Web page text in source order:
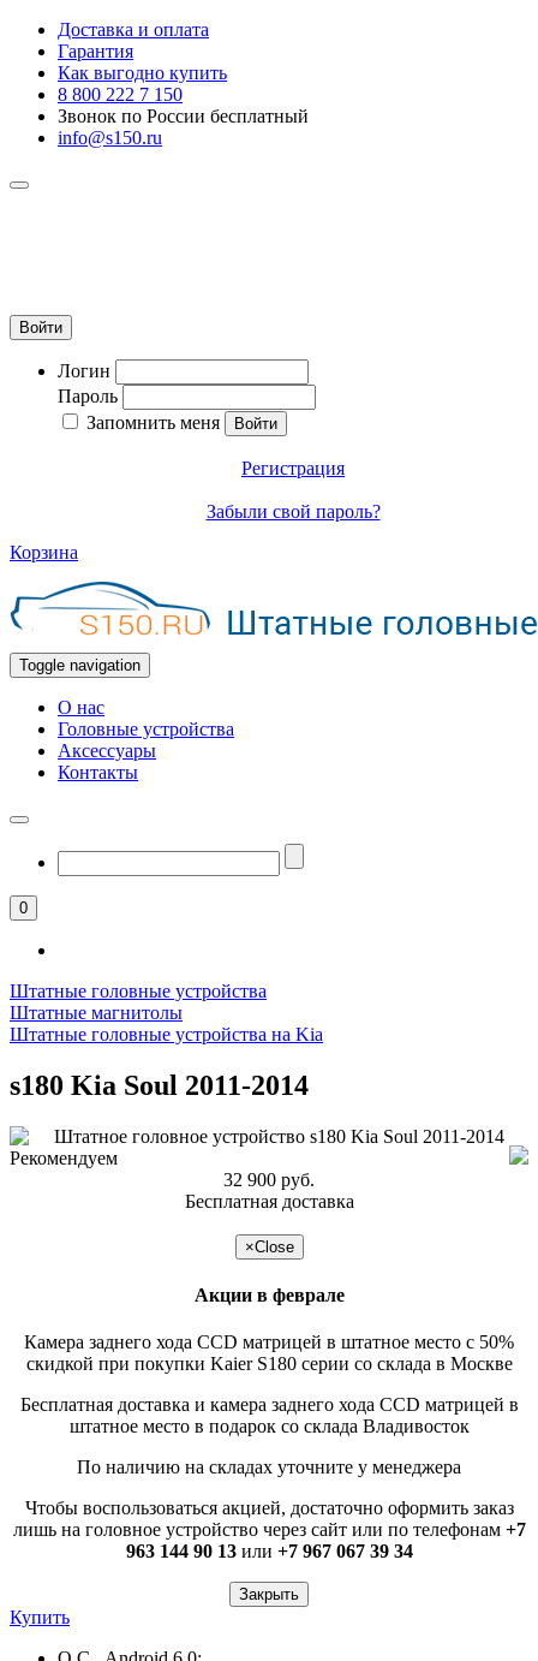
Доставка и оплата
Гарантия
Как выгодно купить
8 800 222 7 150
Звонок по России бесплатный
info@s150.ru
Войти
Логин
Пароль
Запомнить меня
Регистрация
Забыли свой пароль?
Корзина
Toggle navigation
О нас
Головные устройства
Аксессуары
Контакты
0
Штатные головные устройства
Штатные магнитолы
Штатные головные устройства на Kia
s180 Kia Soul 2011-2014
Рекомендуем
32 900 руб.
Бесплатная доставка
×Close
Акции в феврале
Камера заднего хода CCD матрицей в штатное место с 50%
скидкой при покупки Kaier S180 серии со склада в Москве
Бесплатная доставка и камера заднего хода CCD матрицей в
штатное место в подарок со склада Владивосток
По наличию на складах уточните у менеджера
Чтобы воспользоваться акцией, достаточно оформить заказ
лишь на головное устройство через сайт или по телефонам +7
963 144 90 13или +7 967 067 39 34
Закрыть
Купить